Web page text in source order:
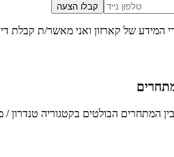
קבלו הצעה
המידע של קארזון ואני מאשר/ת קבלת